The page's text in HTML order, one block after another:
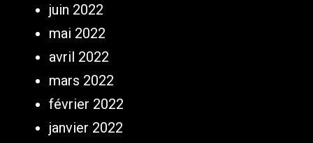
juin 2022
mai 2022
avril 2022
mars 2022
février 2022
janvier 2022